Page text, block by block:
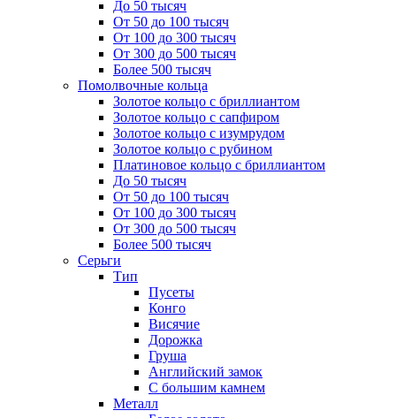
До 50 тысяч
От 50 до 100 тысяч
От 100 до 300 тысяч
От 300 до 500 тысяч
Более 500 тысяч
Помолвочные кольца
Золотое кольцо с бриллиантом
Золотое кольцо с сапфиром
Золотое кольцо с изумрудом
Золотое кольцо с рубином
Платиновое кольцо с бриллиантом
До 50 тысяч
От 50 до 100 тысяч
От 100 до 300 тысяч
От 300 до 500 тысяч
Более 500 тысяч
Серьги
Тип
Пусеты
Конго
Висячие
Дорожка
Груша
Английский замок
С большим камнем
Металл